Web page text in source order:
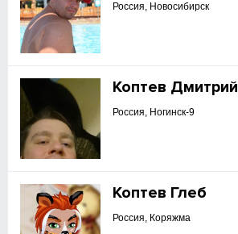
Россия, Новосибирск
Коптев Дмитрий
Россия, Ногинск-9
Коптев Глеб
Россия, Коряжма